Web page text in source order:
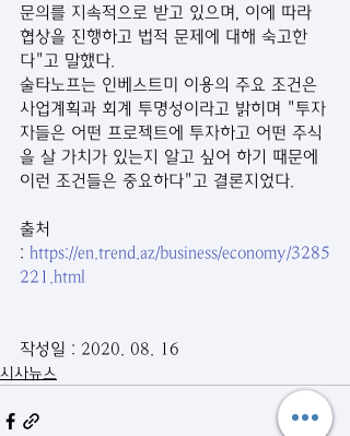
문의를 지속적으로 받고 있으며, 이에 따라
협상을 진행하고 법적 문제에 대해 숙고한
다"고 말했다.
술타노프는 인베스트미 이용의 주요 조건은
사업계획과 회계 투명성이라고 밝히며 "투자
자들은 어떤 프로젝트에 투자하고 어떤 주식
을 살 가치가 있는지 알고 싶어 하기 때문에
이런 조건들은 중요하다"고 결론지었다.
출처
: https://en.trend.az/business/economy/3285
221.html
작성일 : 2020. 08. 16
시사뉴스